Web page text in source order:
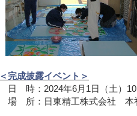
＜完成披露イベント＞
日 時：2024年6月1日（土）10
場 所：日東精工株式会社 本社